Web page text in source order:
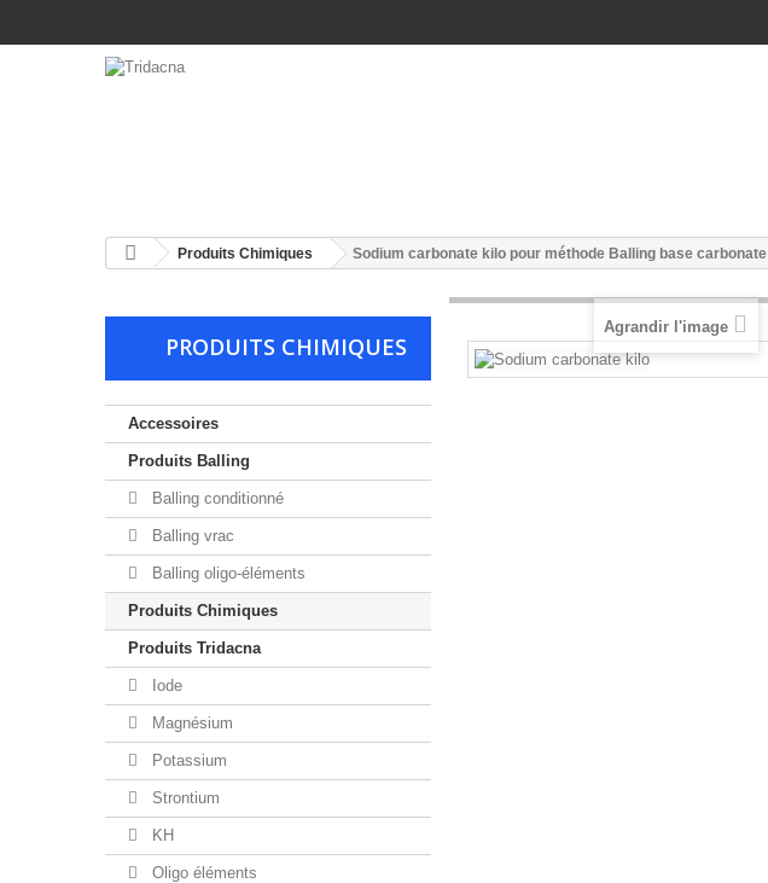
Produits Chimiques Sodium carbonate kilo pour méthode Balling base carbonate
PRODUITS CHIMIQUES
Accessoires
Produits Balling
Balling conditionné
Balling vrac
Balling oligo-éléments
Produits Chimiques
Produits Tridacna
Iode
Magnésium
Potassium
Strontium
KH
Oligo éléments
Agrandir l'image